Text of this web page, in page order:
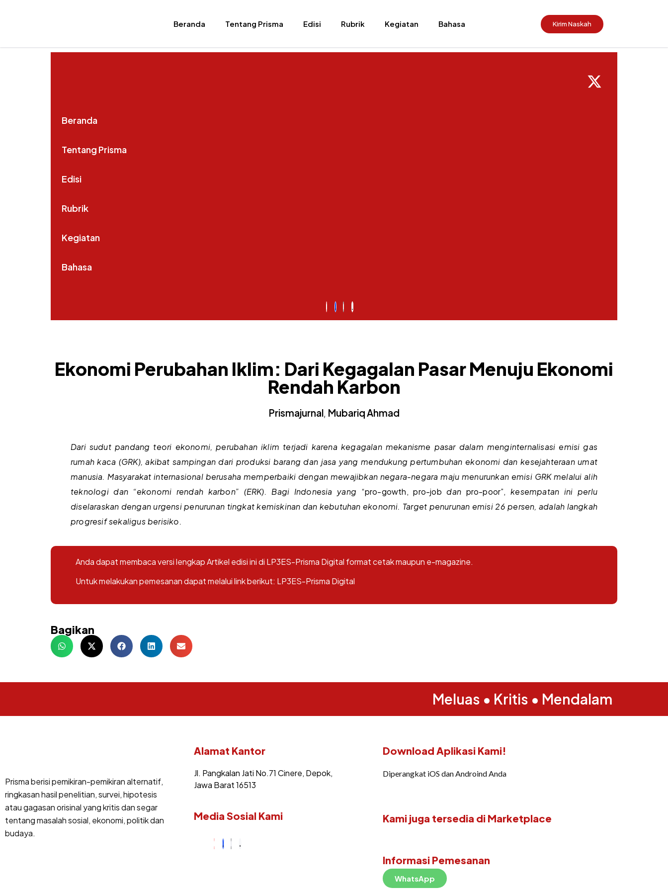
Beranda Tentang Prisma Edisi Rubrik Kegiatan Bahasa Kirim Naskah
Beranda
Tentang Prisma
Edisi
Rubrik
Kegiatan
Bahasa
Ekonomi Perubahan Iklim: Dari Kegagalan Pasar Menuju Ekonomi
Rendah Karbon
Prismajurnal, Mubariq Ahmad
Dari sudut pandang teori ekonomi, perubahan iklim terjadi karena kegagalan mekanisme pasar dalam menginternalisasi emisi gas
rumah kaca (GRK), akibat sampingan dari produksi barang dan jasa yang mendukung pertumbuhan ekonomi dan kesejahteraan umat
manusia. Masyarakat internasional berusaha memperbaiki dengan mewajibkan negara-negara maju menurunkan emisi GRK melalui alih
teknologi dan “ekonomi rendah karbon” (ERK). Bagi Indonesia yang “pro-gowth, pro-jobdan pro-poor”, kesempatan ini perlu
diselaraskan dengan urgensi penurunan tingkat kemiskinan dan kebutuhan ekonomi. Target penurunan emisi 26 persen, adalah langkah
progresif sekaligus berisiko.
Anda dapat membaca versi lengkap Artikel edisi ini di LP3ES-Prisma Digital format cetak maupun e-magazine.
Untuk melakukan pemesanan dapat melalui link berikut: LP3ES-Prisma Digital
Bagikan
Meluas • Kritis • Mendalam
Prisma berisi pemikiran-pemikiran alternatif,
ringkasan hasil penelitian, survei, hipotesis
atau gagasan orisinal yang kritis dan segar
tentang masalah sosial, ekonomi, politik dan
budaya.
Alamat Kantor
Jl. Pangkalan Jati No.71 Cinere, Depok,
Jawa Barat 16513
Media Sosial Kami
Download Aplikasi Kami!
Diperangkat iOS dan Androind Anda
Kami juga tersedia di Marketplace
Informasi Pemesanan
WhatsApp